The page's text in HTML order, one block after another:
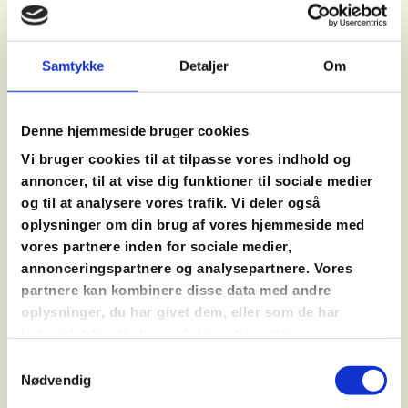
Samtykke Detaljer Om
Denne hjemmeside bruger cookies
Vi bruger cookies til at tilpasse vores indhold og
annoncer, til at vise dig funktioner til sociale medier
og til at analysere vores trafik. Vi deler også
oplysninger om din brug af vores hjemmeside med
vores partnere inden for sociale medier,
annonceringspartnere og analysepartnere. Vores
partnere kan kombinere disse data med andre
oplysninger, du har givet dem, eller som de har
Nødvendig
på. Du kan for eksempel kaste dig over vores
– en frisk og farverig fortolkning af
nøddecreme
, der er silkeblød, fyldt med dyb
nøddesmag og perfekt både som smørrelse,
have endnu mere inspiration, kan du komme på et
af vores madlavningskurser, hvor vi arbejder med
sæsonens råvarer og viser, hvordan du kan få nye
smagsoplevelser ud af velkendte ingredienser. Vi
tilbyder også et særligt vegetarisk kursus, hvor
grøntsagerne træder i centrum, og hvor du lærer
teknikker, der gør grøn mad både spændende,
mættende og fuld af smag.
HYLDEBLOMST-IS